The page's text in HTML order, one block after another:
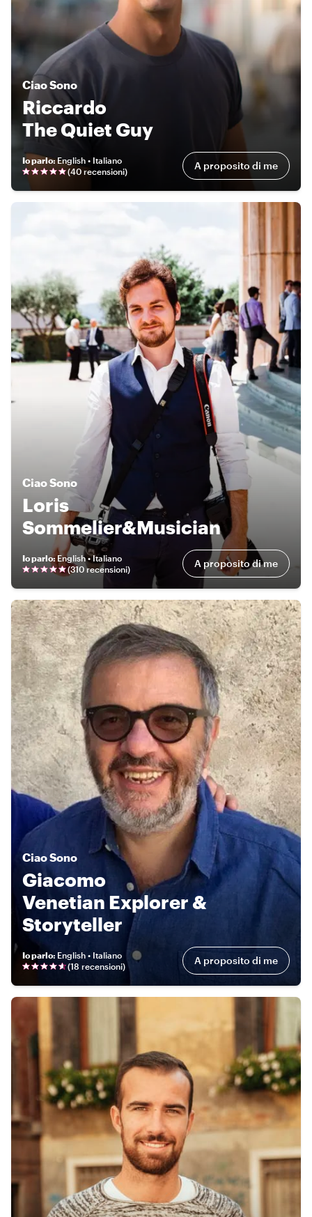
CiaoSono
Riccardo
The Quiet Guy
Io parlo:English • Italiano
(40 recensioni) A proposito di me
CiaoSono
Loris
Sommelier&Musician
Io parlo: English • Italiano
(310 recensioni) A proposito di me
CiaoSono
Giacomo
Venetian Explorer &
Storyteller
Io parlo: English • Italiano
(18 recensioni) A proposito di me